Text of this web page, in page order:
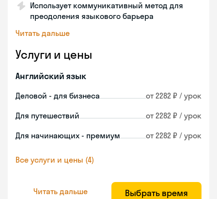
Использует коммуникативный метод для
преодоления языкового барьера
Читать дальше
Услуги и цены
Английский язык
Деловой - для бизнеса от 2282 ₽ / урок
Для путешествий от 2282 ₽ / урок
Для начинающих - премиум от 2282 ₽ / урок
Все услуги и цены (4)
Читать дальше Выбрать время